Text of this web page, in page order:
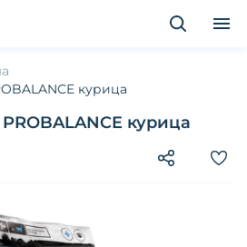
курица
курица